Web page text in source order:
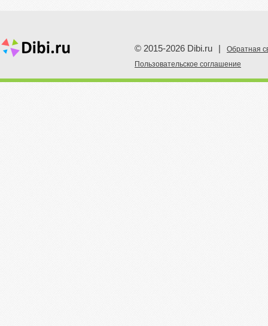
© 2015-2026 Dibi.ru
Обратная
Пoльзовательское соглашение